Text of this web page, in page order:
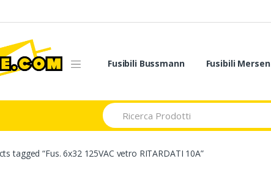
Fusibili Bussmann Fusibili Mersen
Search
for:
tagged “Fus. 6x32 125VAC vetro RITARDATI 10A”